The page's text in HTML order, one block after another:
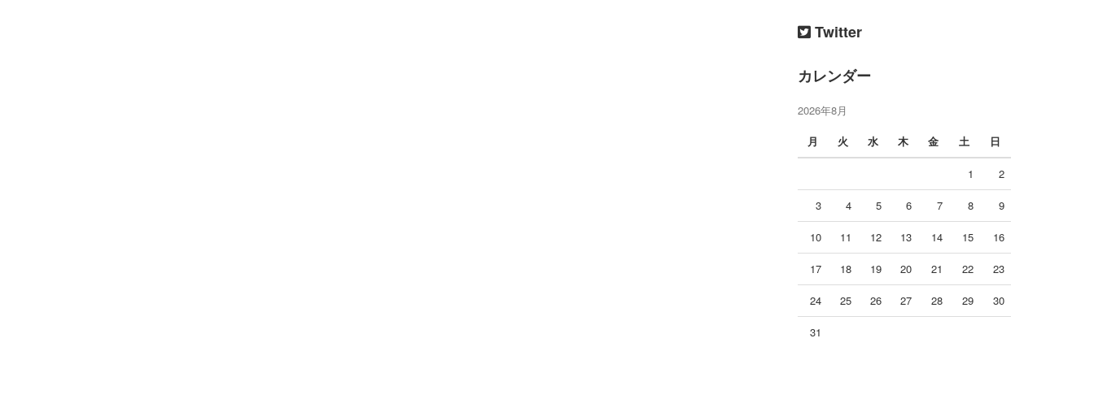
Twitter
カレンダー
2026年8月
月
火 水 木 金 土 日
1 2
3 4 5 6 7 8 9
10 11 12 13 14 15 16
17 18 19 20 21 22 23
24 25 26 27 28 29 30
31